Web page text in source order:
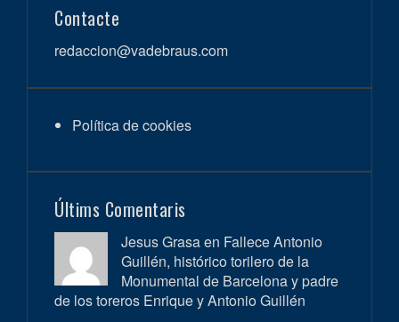
Contacte
redaccion@vadebraus.com
Política de cookies
Últims Comentaris
Jesus Grasa en Fallece Antonio
Guillén, histórico torilero de la
Monumental de Barcelona y padre
de los toreros Enrique y Antonio Guillén